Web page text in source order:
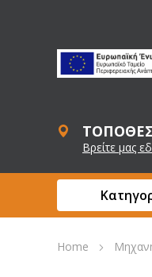
Βρείτε μας
Home